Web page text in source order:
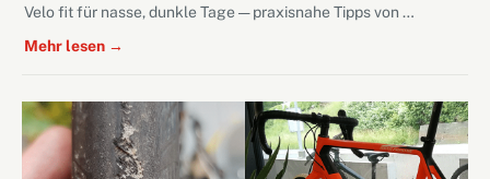
Velo fit für nasse, dunkle Tage — praxisnahe Tipps von …
Mehr lesen →